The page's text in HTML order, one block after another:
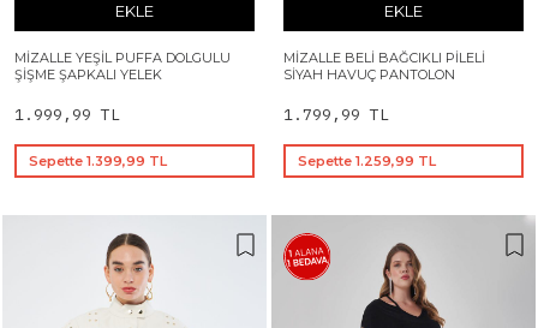
EKLE
MIZALLE YEŞIL PUFFA DOLGULU
ŞIŞME ŞAPKALI YELEK
1.999,99 TL
Sepette 1.399,99 TL
EKLE
MIZALLE BELI BAĞCIKLI PILELI
SIYAH HAVUÇ PANTOLON
1.799,99 TL
Sepette 1.259,99 TL